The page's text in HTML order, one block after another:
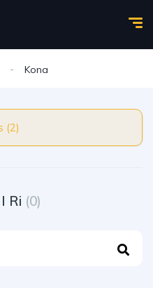
Kona
Filters (2)
I Ri (0)